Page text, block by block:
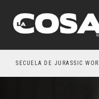
SECUELA DE JURASSIC